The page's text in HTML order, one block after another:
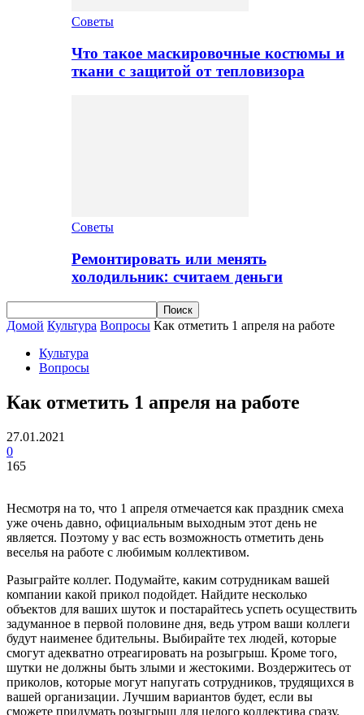
Советы
Что такое маскировочные костюмы и
ткани с защитой от тепловизора
Советы
Ремонтировать или менять
холодильник: считаем деньги
Домой Культура Вопросы Как отметить 1 апреля на работе
Культура
Вопросы
Как отметить 1 апреля на работе
27.01.2021
0
165
Несмотря на то, что 1 апреля отмечается как праздник смеха
уже очень давно, официальным выходным этот день не
является. Поэтому у вас есть возможность отметить день
веселья на работе с любимым коллективом.
Разыграйте коллег. Подумайте, каким сотрудникам вашей
компании какой прикол подойдет. Найдите несколько
объектов для ваших шуток и постарайтесь успеть осуществить
задуманное в первой половине дня, ведь утром ваши коллеги
будут наименее бдительны. Выбирайте тех людей, которые
смогут адекватно отреагировать на розыгрыш. Кроме того,
шутки не должны быть злыми и жестокими. Воздержитесь от
приколов, которые могут напугать сотрудников, трудящихся в
вашей организации. Лучшим вариантов будет, если вы
сможете придумать розыгрыш для целого коллектива сразу.